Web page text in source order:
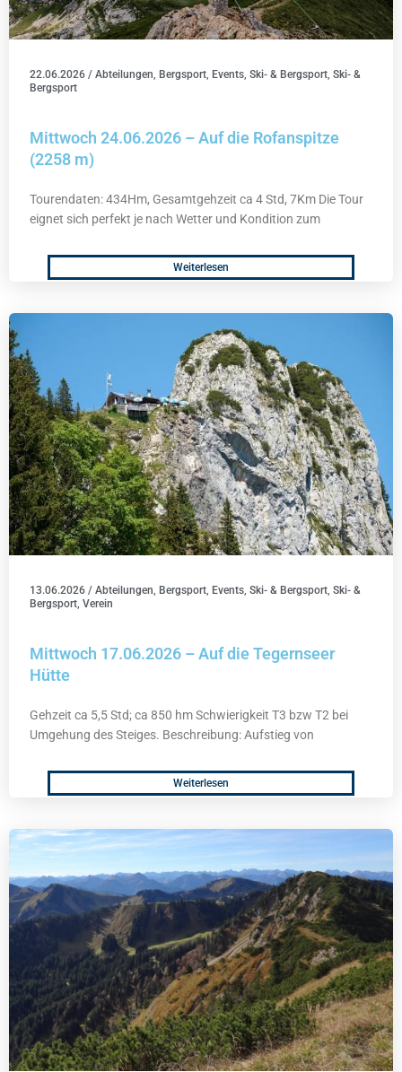
22.06.2026 / Abteilungen, Bergsport, Events, Ski- & Bergsport, Ski- &
Bergsport
Mittwoch 24.06.2026 – Auf die Rofanspitze
(2258 m)
Tourendaten: 434Hm, Gesamtgehzeit ca 4 Std, 7Km Die Tour
eignet sich perfekt je nach Wetter und Kondition zum
Weiterlesen
13.06.2026 / Abteilungen, Bergsport, Events, Ski- & Bergsport, Ski- &
Bergsport, Verein
Mittwoch 17.06.2026 – Auf die Tegernseer
Hütte
Gehzeit ca 5,5 Std; ca 850 hm Schwierigkeit T3 bzw T2 bei
Umgehung des Steiges. Beschreibung: Aufstieg von
Weiterlesen